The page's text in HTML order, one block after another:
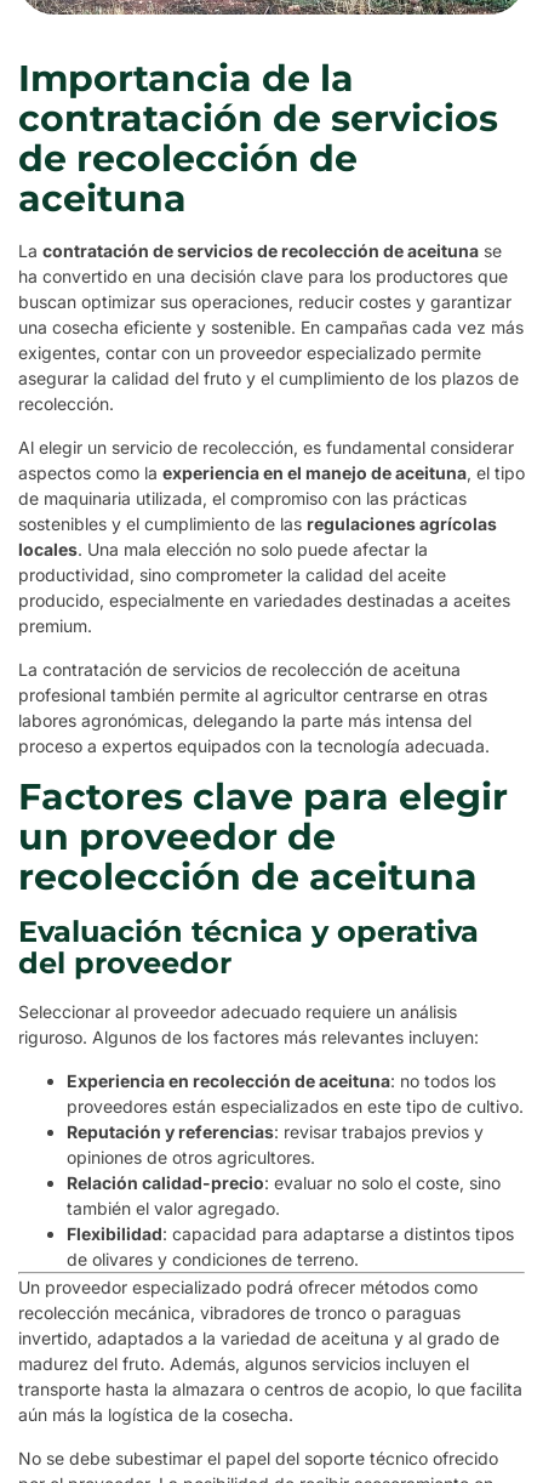
Importancia de la
contratación de servicios
de recolección de
aceituna
La contratación de servicios de recolección de aceituna se
ha convertido en una decisión clave para los productores que
buscan optimizar sus operaciones, reducir costes y garantizar
una cosecha eficiente y sostenible. En campañas cada vez más
exigentes, contar con un proveedor especializado permite
asegurar la calidad del fruto y el cumplimiento de los plazos de
recolección.
Al elegir un servicio de recolección, es fundamental considerar
aspectos como la experiencia en el manejo de aceituna, el tipo
de maquinaria utilizada, el compromiso con las prácticas
sostenibles y el cumplimiento de las regulaciones agrícolas
locales. Una mala elección no solo puede afectar la
productividad, sino comprometer la calidad del aceite
producido, especialmente en variedades destinadas a aceites
premium.
La contratación de servicios de recolección de aceituna
profesional también permite al agricultor centrarse en otras
labores agronómicas, delegando la parte más intensa del
proceso a expertos equipados con la tecnología adecuada.
Factores clave para elegir
un proveedor de
recolección de aceituna
Evaluación técnica y operativa
del proveedor
Seleccionar al proveedor adecuado requiere un análisis
riguroso. Algunos de los factores más relevantes incluyen:
Experiencia en recolección de aceituna: no todos los
proveedores están especializados en este tipo de cultivo.
Reputación y referencias: revisar trabajos previos y
opiniones de otros agricultores.
Relación calidad-precio: evaluar no solo el coste, sino
también el valor agregado.
Flexibilidad: capacidad para adaptarse a distintos tipos
de olivares y condiciones de terreno.
Un proveedor especializado podrá ofrecer métodos como
recolección mecánica, vibradores de tronco o paraguas
invertido, adaptados a la variedad de aceituna y al grado de
madurez del fruto. Además, algunos servicios incluyen el
transporte hasta la almazara o centros de acopio, lo que facilita
aún más la logística de la cosecha.
No se debe subestimar el papel del soporte técnico ofrecido